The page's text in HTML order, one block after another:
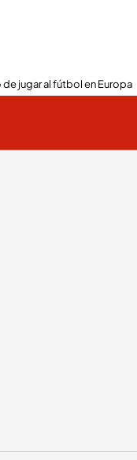
jugar al fútbol en Europa